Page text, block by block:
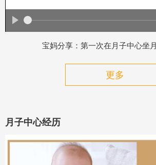
宝妈分享：第一次在月子中心坐
更多
月子中心经历